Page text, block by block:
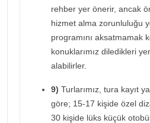
rehber yer önerir, ancak
hizmet alma zorunluluğu
programını aksatmamak
konuklarımız diledikleri
alabilirler.
9) Turlarımız, tura kayıt
göre; 15-17 kişide özel
30 kişide lüks küçük